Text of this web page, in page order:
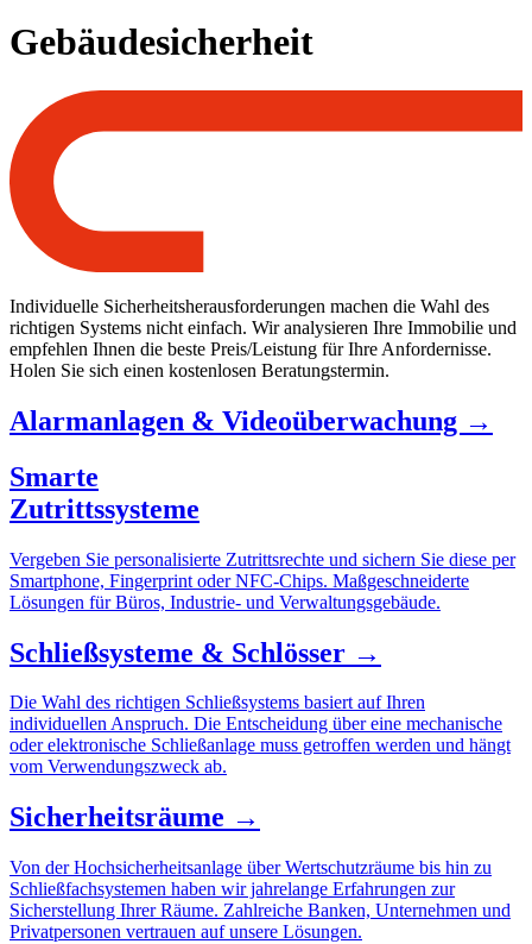
Gebäudesicherheit
Individuelle Sicherheitsherausforderungen machen die Wahl des
richtigen Systems nicht einfach. Wir analysieren Ihre Immobilie und
empfehlen Ihnen die beste Preis/Leistung für Ihre Anfordernisse.
Holen Sie sich einen kostenlosen Beratungstermin.
Alarmanlagen & Videoüberwachung →
Smarte
Zutrittssysteme
Vergeben Sie personalisierte Zutrittsrechte und sichern Sie diese per
Smartphone, Fingerprint oder NFC-Chips. Maßgeschneiderte
Lösungen für Büros, Industrie- und Verwaltungsgebäude.
Schließsysteme & Schlösser →
Die Wahl des richtigen Schließsystems basiert auf Ihren
individuellen Anspruch. Die Entscheidung über eine mechanische
oder elektronische Schließanlage muss getroffen werden und hängt
vom Verwendungszweck ab.
Sicherheitsräume →
Von der Hochsicherheitsanlage über Wertschutzräume bis hin zu
Schließfachsystemen haben wir jahrelange Erfahrungen zur
Sicherstellung Ihrer Räume. Zahlreiche Banken, Unternehmen und
Privatpersonen vertrauen auf unsere Lösungen.